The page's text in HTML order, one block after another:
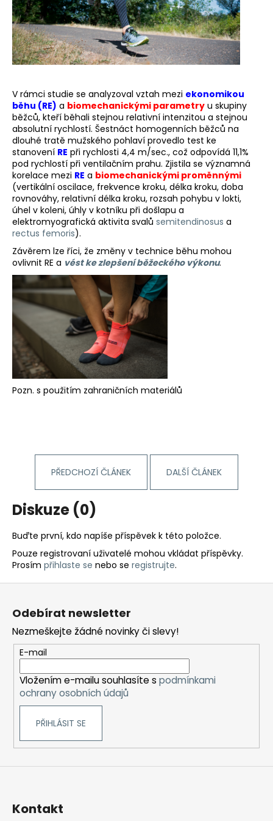
V rámci studie se analyzoval vztah mezi ekonomikou
běhu (RE) a biomechanickými parametry u skupiny
běžců, kteří běhali stejnou relativní intenzitou a stejnou
absolutní rychlostí. Šestnáct homogenních běžců na
dlouhé tratě mužského pohlaví provedlo test ke
stanovení RE při rychlosti 4,4 m/sec., což odpovídá 11,1%
pod rychlostí při ventilačním prahu. Zjistila se významná
korelace mezi RE a biomechanickými proměnnými
(vertikální oscilace, frekvence kroku, délka kroku, doba
rovnováhy, relativní délka kroku, rozsah pohybu v lokti,
úhel v koleni, úhly v kotníku při došlapu a
elektromyografická aktivita svalů semitendinosus a
rectus femoris).
Závěrem lze říci, že změny v technice běhu mohou
ovlivnit RE a vést ke zlepšení běžeckého výkonu.
Pozn. s použitím zahraničních materiálů
PŘEDCHOZÍ ČLÁNEK DALŠÍ ČLÁNEK
Diskuze (0)
Buďte první, kdo napíše příspěvek k této položce.
Pouze registrovaní uživatelé mohou vkládat příspěvky.
Prosím přihlaste se nebo se registrujte.
a
j
í
t
HLEDAT
D
o
p
o
r
u
č
u
j
e
m
e
BĚŽECKÉ
KALHOTY
RONHILL
Původně:
440
Kč
Z
Odebírat newsletter
Nezmeškejte žádné novinky či slevy!
E-mail
Vložením e-mailu souhlasíte s podmínkami
ochrany osobních údajů
PŘIHLÁSIT SE
Kontakt